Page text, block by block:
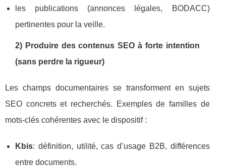
les publications (annonces légales, BODACC)
pertinentes pour la veille.
2) Produire des contenus SEO à forte intention
(sans perdre la rigueur)
Les champs documentaires se transforment en sujets
SEO concrets et recherchés. Exemples de familles de
mots-clés cohérentes avec le dispositif :
Kbis: définition, utilité, cas d’usage B2B, différences
entre documents.